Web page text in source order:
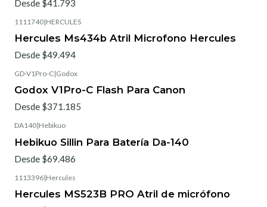
Desde $41.793
1111740|HERCULES
Hercules Ms434b Atril Microfono Hercules
Desde $49.494
GD-V1Pro-C|Godox
Godox V1Pro-C Flash Para Canon
Desde $371.185
DA140|Hebikuo
Hebikuo Sillin Para Batería Da-140
Desde $69.486
1113396|Hercules
Hercules MS523B PRO Atril de micrófono